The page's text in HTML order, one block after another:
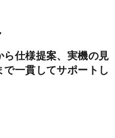
ら仕様提案、実機の見
一貫してサポートし